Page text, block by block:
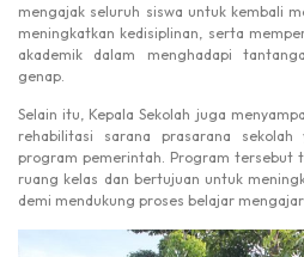
mengajak seluruh siswa untuk kembali
meningkatkan kedisiplinan, serta
akademik dalam menghadapi
genap.
Selain itu, Kepala Sekolah juga
rehabilitasi sarana prasarana
program pemerintah. Program tersebut
ruang kelas dan bertujuan untuk
demi mendukung proses belajar